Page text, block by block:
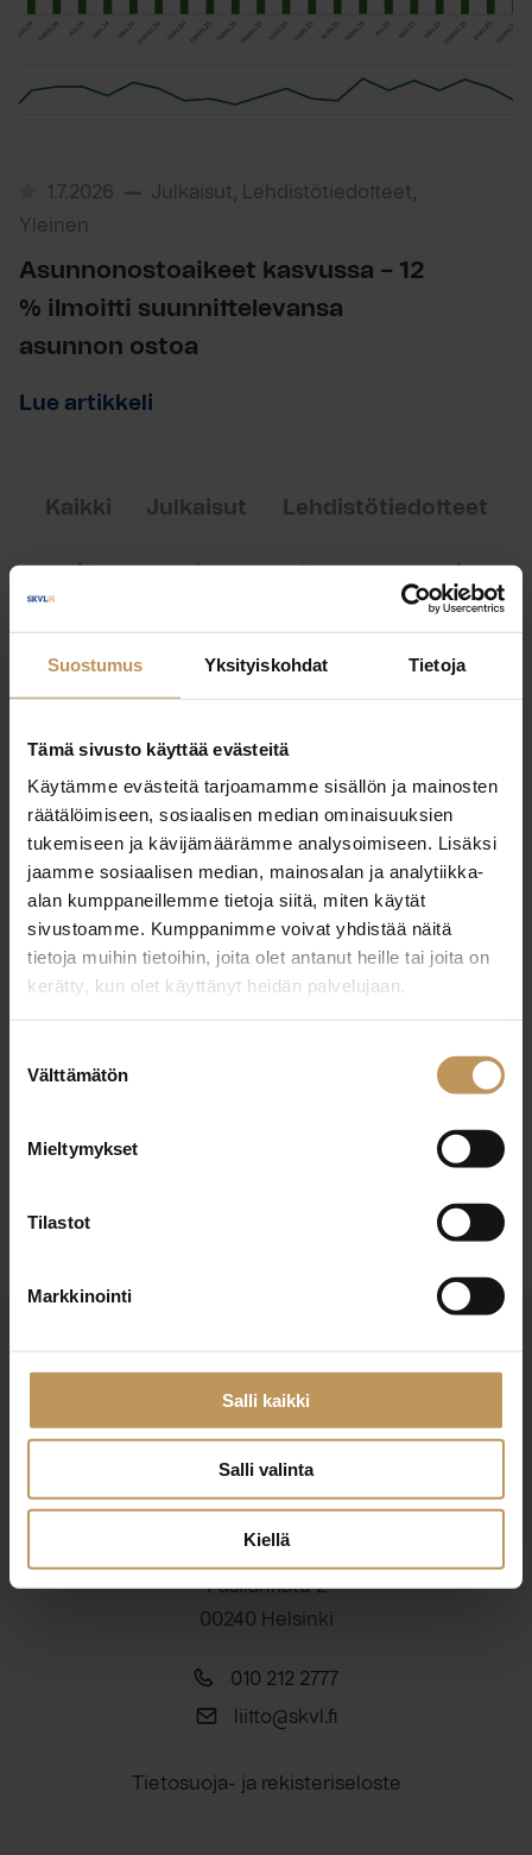
Suostumus Yksityiskohdat Tietoja
Tämä sivusto käyttää evästeitä
Käytämme evästeitä tarjoamamme sisällön ja mainosten
räätälöimiseen, sosiaalisen median ominaisuuksien
tukemiseen ja kävijämäärämme analysoimiseen. Lisäksi
jaamme sosiaalisen median, mainosalan ja analytiikka-
alan kumppaneillemme tietoja siitä, miten käytät
sivustoamme. Kumppanimme voivat yhdistää näitä
tietoja muihin tietoihin, joita olet antanut heille tai joita on
kerätty, kun olet käyttänyt heidän palvelujaan.
valinta
Välttämätön
Mieltymykset
Tilastot
Markkinointi
Salli kaikki
Salli valinta
Kiellä
1.7.2026
Julkaisut, Lehdistötiedotteet,
Yleinen
Asunnonostoaikeet kasvussa – 12
% ilmoitti suunnittelevansa
asunnon ostoa
Lue artikkeli
Kaikki Julkaisut Lehdistötiedotteet
25.6.2026
Lue artikkeli
Suomen Kiinteistönvälittäjät ry
Finlands Fastighetsmäklare rf
Pasilankatu 2
00240 Helsinki
010 212 2777
liitto@skvl.fi
Tietosuoja- ja rekisteriseloste